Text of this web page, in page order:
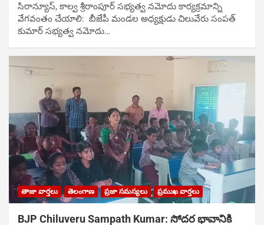
సిరాన్యూస్‌, కాల్వ శ్రీరాంపూర్ స‌భ్య‌త్వ న‌మోదు కార్య‌క్ర‌మాన్ని
వేగ‌వంతం చేయాలి: బీజేపీ మండల అధ్యక్షుడు చిలువేరు సంపత్
కుమార్ స‌భ్య‌త్వ న‌మోదు…
తాజా వార్తలు తెలంగాణ ప్రజా సమస్యలు ప్రముఖ వార్తలు
BJP Chiluveru Sampath Kumar: సోదర భావానికి